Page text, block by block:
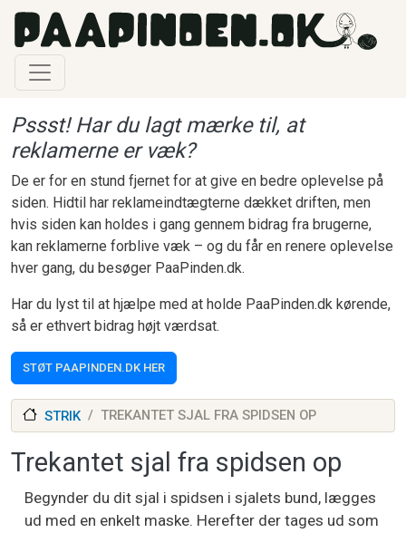
Gå til hovedindhold
Pssst! Har du lagt mærke til, at
reklamerne er væk?
De er for en stund fjernet for at give en bedre oplevelse på
siden. Hidtil har reklameindtægterne dækket driften, men
hvis siden kan holdes i gang gennem bidrag fra brugerne,
kan reklamerne forblive væk – og du får en renere oplevelse
hver gang, du besøger PaaPinden.dk.
Har du lyst til at hjælpe med at holde PaaPinden.dk kørende,
så er ethvert bidrag højt værdsat.
STØT PAAPINDEN.DK HER
STRIK TREKANTET SJAL FRA SPIDSEN OP
Trekantet sjal fra spidsen op
Begynder du dit sjal i spidsen i sjalets bund, lægges
ud med en enkelt maske. Herefter der tages ud som